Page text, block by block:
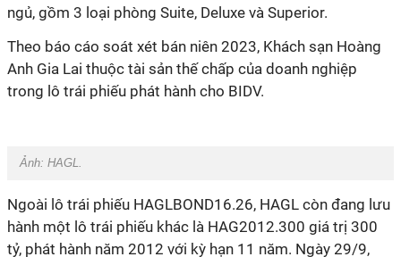
ngủ, gồm 3 loại phòng Suite, Deluxe và Superior.
Theo báo cáo soát xét bán niên 2023, Khách sạn Hoàng
Anh Gia Lai thuộc tài sản thế chấp của doanh nghiệp
trong lô trái phiếu phát hành cho BIDV.
Ảnh: HAGL.
Ngoài lô trái phiếu HAGLBOND16.26, HAGL còn đang lưu
hành một lô trái phiếu khác là HAG2012.300 giá trị 300
tỷ, phát hành năm 2012 với kỳ hạn 11 năm. Ngày 29/9,